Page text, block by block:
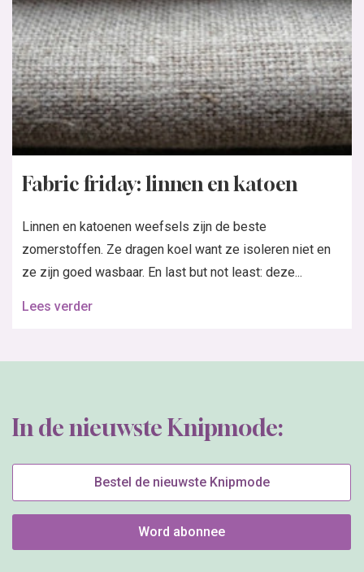
Fabric friday: linnen en katoen
Linnen en katoenen weefsels zijn de beste
zomerstoffen. Ze dragen koel want ze isoleren niet en
ze zijn goed wasbaar. En last but not least: deze...
Lees verder
In de nieuwste Knipmode:
Bestel de nieuwste Knipmode
Word abonnee